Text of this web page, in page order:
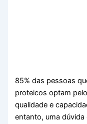
85% das pessoas
proteicos optam
qualidade e
entanto, uma